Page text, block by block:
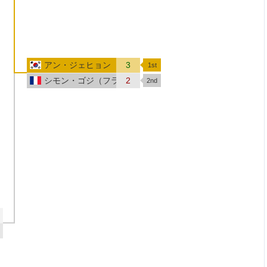
ーストリア）
アン・ジェヒョン（韓国）
3
シモン・ゴジ（フランス）
2